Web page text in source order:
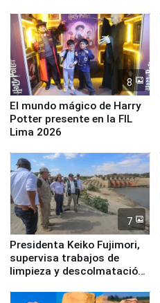
la UGEL 2
8
El mundo mágico de Harry
Potter presente en la FIL
Lima 2026
7
Presidenta Keiko Fujimori,
supervisa trabajos de
limpieza y descolmatación